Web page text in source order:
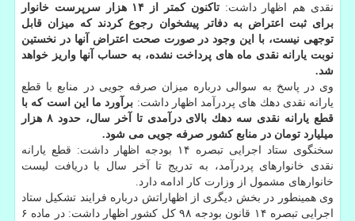
نقدی هم اظهار داشت:
تاكنون كمتر از ۱۴ هزار سرپرست خانوار
برای ثبت اعتراض به دفاتر پیشخوان رجوع كردند كه میزان قابل
توجهی نیست، با این وجود در صورت صحت اعتراض آنها در نخستین
نوبت یارانه نقدی ماه های پرداخت نشده، به حساب آنها واریز خواهد
شد.
وی در پاسخ به سوالی درباره میزان صرفه جویی در منابع با قطع
یارانه نقدی دهك های پردرآمد اظهار داشت: برآورد ما این است كه با
قطع یارانه نقدی سه دهك بالای درآمدی تا آخر سال، حدود ۸ هزار
میلیارد تومان در منابع كشور صرفه جویی می شود.
سخنگوی ستاد اجرایی تبصره ۱۴ بودجه اظهار داشت: قطع یارانه
نقدی خانوارهای پردرآمد، به تدریج تا آخر سال با دریافت لیست
خانوارهای مشمول از وزارت كار ادامه دارد.
وی همینطور در بخش دیگری از اظهاراتش درباره فرایند تشكیل ستاد
اجرایی تبصره ۱۴ قانون بودجه ۹۸ كل كشور اظهار داشت: در ماده ۶